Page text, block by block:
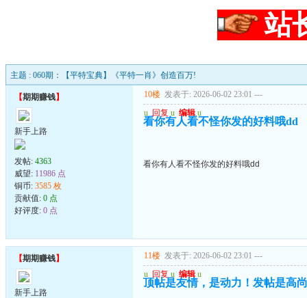
站
主题 : 060期：【平特宝典】《平特一肖》创造百万!
【期期赚钱】
新手上路
发帖: 4363
威望: 11986 点
铜币: 3585 枚
贡献值: 0 点
好评度: 0 点
10楼 发表于: 2026-06-02 23:01 ---
u 回复 u 编辑 u
看你有人看不怪你发的好料哦dd
看你有人看不怪你发的好料哦dd
【期期赚钱】
新手上路
11楼 发表于: 2026-06-02 23:01 ---
u 回复 u 编辑 u
顶帖是友情，是动力！发帖是高